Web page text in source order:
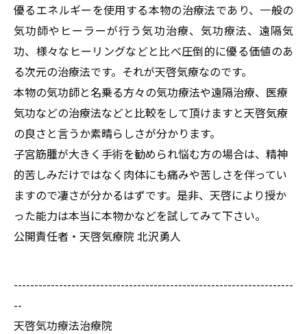
優るエネルギーを使用する本物の治療法であり、一般の
気功師やヒーラーが行う気功治療、気功療法、遠隔気
功、様々なヒーリングなどと比べ圧倒的に優る価値のあ
る次元の治療法です。それが天啓気療なのです。
本物の気功師と名乗る方々の気功療法や遠隔治療、医療
気功などの治療法などと比較をして頂けますと天啓気療
の良さと言うか素晴らしさが分かります。
子宮筋腫が大きく手術を勧められ悩む方の場合は、精神
的苦しみだけではなく肉体にも痛みや苦しさを伴ってい
ますので凄さが分かるはずです。是非、天啓により授か
った能力は本当に本物かなどを試してみて下さい。
公開責任者・天啓気療院 北沢勇人
--------------------------------------------------------------------
--
天啓気功療法治療院